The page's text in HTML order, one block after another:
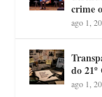
crime
ago 1,
do
ago 1,